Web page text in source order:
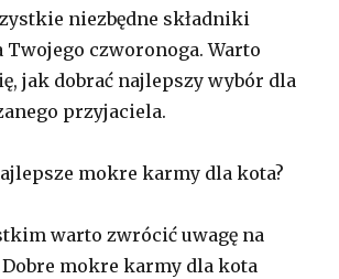
niezbędne składniki
Twojego czworonoga. Warto
jak dobrać najlepszy wybór dla
przyjaciela.
mokre karmy dla kota?
warto zwrócić uwagę na
Dobre mokre karmy dla kota